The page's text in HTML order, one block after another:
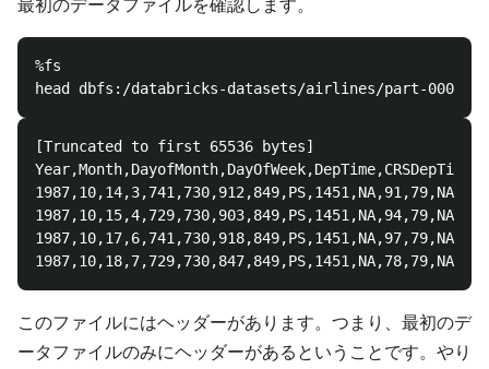
最初のデータファイルを確認します。
%fs
[Truncated to first 65536 bytes]
1987,10,15,4,729,730,903,849,PS,1451,NA,94,79,NA,14,-
このファイルにはヘッダーがあります。つまり、最初のデ
ータファイルのみにヘッダーがあるということです。やり